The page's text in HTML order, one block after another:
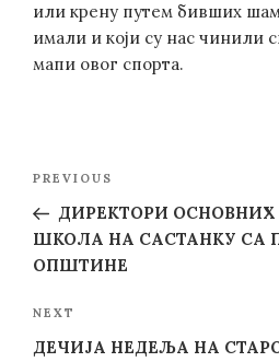
или крену путем бивших
имали и који су нас чинили
мапи овог спорта.
Previous
Post
PREVIOUS
ДИРЕКТОРИ
ШКОЛА НА САСТАНКУ СА
ОПШТИНЕ
Next
Post
NEXT
ДЕЧИЈА НЕДЕЉА НА